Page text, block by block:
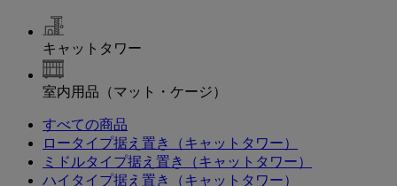
キャットタワー
室内用品（マット・ケージ）
すべての商品
ロータイプ据え置き（キャットタワー）
ミドルタイプ据え置き（キャットタワー）
ハイタイプ据え置き（キャットタワー）